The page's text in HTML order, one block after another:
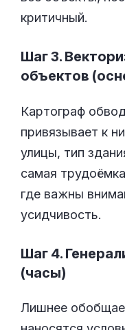
критичный.
Шаг 3.
объектов
Картограф
привязывает к
улицы, тип
самая
где важны
усидчивость.
Шаг 4.
(часы)
Лишнее